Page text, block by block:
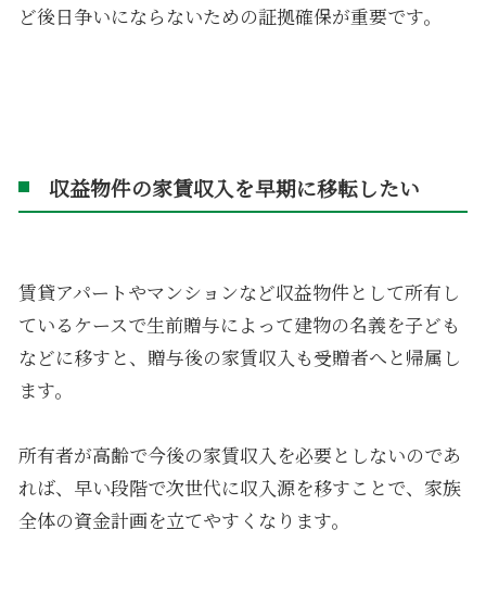
ど後日争いにならないための証拠確保が重要です。
収益物件の家賃収入を早期に移転したい
賃貸アパートやマンションなど収益物件として所有し
ているケースで生前贈与によって建物の名義を子ども
などに移すと、贈与後の家賃収入も受贈者へと帰属し
ます。
所有者が高齢で今後の家賃収入を必要としないのであ
れば、早い段階で次世代に収入源を移すことで、家族
全体の資金計画を立てやすくなります。